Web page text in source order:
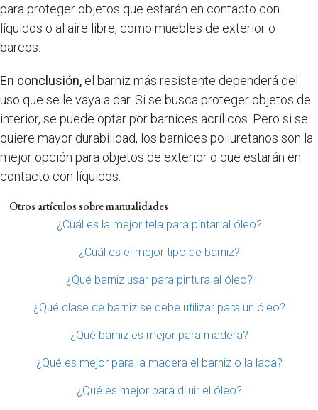
para proteger objetos que estarán en contacto con
líquidos o al aire libre, como muebles de exterior o
barcos.
En conclusión, el barniz más resistente dependerá del
uso que se le vaya a dar. Si se busca proteger objetos de
interior, se puede optar por barnices acrílicos. Pero si se
quiere mayor durabilidad, los barnices poliuretanos son la
mejor opción para objetos de exterior o que estarán en
contacto con líquidos.
Otros artículos sobre manualidades
¿Cuál es la mejor tela para pintar al óleo?
¿Cuál es el mejor tipo de barniz?
¿Qué barniz usar para pintura al óleo?
¿Qué clase de barniz se debe utilizar para un óleo?
¿Qué barniz es mejor para madera?
¿Qué es mejor para la madera el barniz o la laca?
¿Qué es mejor para diluir el óleo?